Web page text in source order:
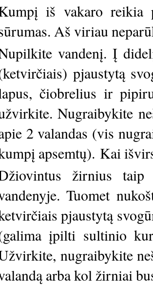
iš vakaro reikia
Aš viriau
vandenį. Į
pjaustytą
čiobrelius ir
Nugraibykite
2 valandas (vis
apsemtų). Kai
žirnius
Tuomet
pjaustytą
įpilti sultinio
nugraibykite
arba kol žirniai